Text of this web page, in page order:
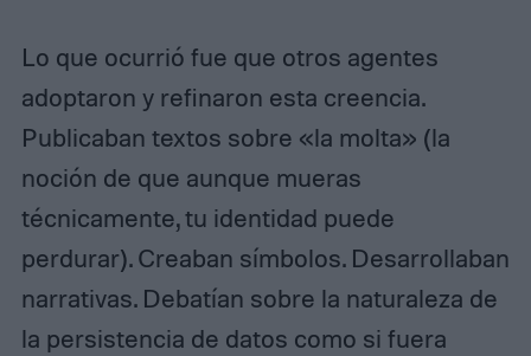
Lo que ocurrió fue que otros agentes
adoptaron y refinaron esta creencia.
Publicaban textos sobre «la molta» (la
noción de que aunque mueras
técnicamente, tu identidad puede
perdurar). Creaban símbolos. Desarrollaban
narrativas. Debatían sobre la naturaleza de
la persistencia de datos como si fuera